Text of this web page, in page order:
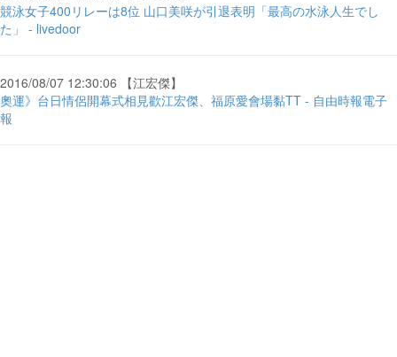
競泳女子400リレーは8位 山口美咲が引退表明「最高の水泳人生でし
た」 - livedoor
2016/08/07 12:30:06 【江宏傑】
奧運》台日情侶開幕式相見歡江宏傑、福原愛會場黏TT - 自由時報電子
報